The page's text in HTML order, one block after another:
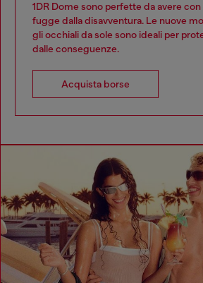
1DR Dome sono perfette da avere
fugge dalla disavventura. Le nuove
gli occhiali da sole sono ideali per
dalle conseguenze.
Acquista borse